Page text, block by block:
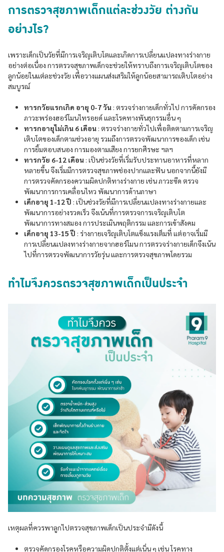
การตรวจสุขภาพเด็กแต่ละช่วงวัย ต่างกัน
อย่างไร?
เพราะเด็กเป็นวัยที่มีการเจริญเติบโตและเกิดการเปลี่ยนแปลงทางร่างกาย
อย่างต่อเนื่อง การตรวจสุขภาพเด็กจะช่วยให้ทราบถึงการเจริญเติบโตของ
ลูกน้อยในแต่ละช่วงวัย เพื่อวางแผนส่งเสริมให้ลูกน้อยสามารถเติบโตอย่าง
สมบูรณ์
ทารกวัยแรกเกิด อายุ 0-7 วัน : ตรวจร่างกายเด็กทั่วไป การคัดกรอง
ภาวะพร่องฮอร์โมนไทรอยด์ และโรคทางพันธุกรรมอื่น ๆ
ทารกอายุไม่เกิน 6 เดือน : ตรวจร่างกายทั่วไปเพื่อติดตามการเจริญ
เติบโตของเด็กตามช่วงอายุ รวมถึงการตรวจพัฒนาการของเด็ก เช่น
การยิ้มตอบสนอง การมองตามเสียง การยกศีรษะ ฯลฯ
ทารกวัย 6-12 เดือน : เป็นช่วงวัยที่เริ่มรับประทานอาหารที่หลาก
หลายขึ้น จึงเริ่มมีการตรวจสุขภาพช่องปากและฟัน นอกจากนี้ยังมี
การตรวจคัดกรองความผิดปกติทางร่างกาย เช่น ภาวะซีด ตรวจ
พัฒนาการการเคลื่อนไหว พัฒนาการด้านภาษา
เด็กอายุ 1-12 ปี : เป็นช่วงวัยที่มีการเปลี่ยนแปลงทางร่างกายและ
พัฒนาการอย่างรวดเร็ว จึงเน้นที่การตรวจการเจริญเติบโต
พัฒนาการทางสมอง การประเมินพฤติกรรม และการเข้าสังคม
เด็กอายุ 13-15 ปี : ร่างกายเจริญเติบโตแข็งแรงเต็มที่ แต่อาจเริ่มมี
การเปลี่ยนแปลงทางร่างกายจากฮอร์โมน การตรวจร่างกายเด็กจึงเน้น
ไปที่การตรวจพัฒนาการวัยรุ่น และการตรวจสุขภาพโดยรวม
ทำไมจึงควรตรวจสุขภาพเด็กเป็นประจำ
เหตุผลที่ควรพาลูกไปตรวจสุขภาพเด็กเป็นประจำมีดังนี้
ตรวจคัดกรองโรคหรือความผิดปกติตั้งแต่เนิ่น ๆ เช่น โรคทาง